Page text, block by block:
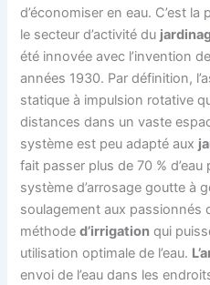
d’économiser en eau. C’est
le secteur d’activité du
été innovée avec l’invention
années 1930. Par définition,
statique à impulsion rotative
distances dans un vaste
système est peu adapté aux
fait passer plus de 70 % d’eau
système d’arrosage goutte à
soulagement aux passionnés
méthoded’irrigation qui
utilisation optimale de l’eau.
envoi de l’eau dans les